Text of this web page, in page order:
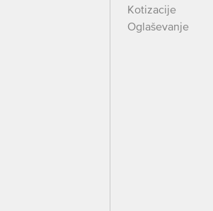
Kotizacije
Oglaševanje